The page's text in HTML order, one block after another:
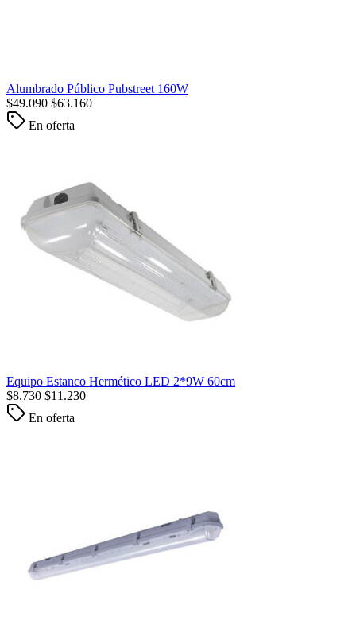
Alumbrado Público Pubstreet 160W
$49.090 $63.160
En oferta
Equipo Estanco Hermético LED 2*9W 60cm
$8.730 $11.230
En oferta